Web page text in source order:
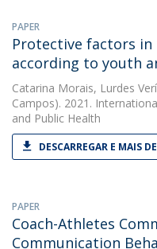
PAPER
Protective factors
according to youth
Catarina Morais, Lurdes
Campos). 2021.
and Public Health
DESCARREGAR E MAIS
PAPER
Coach-Athletes
Communication